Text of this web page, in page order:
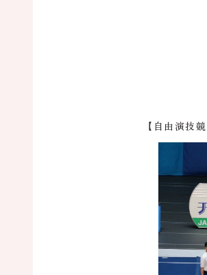
【自由演技